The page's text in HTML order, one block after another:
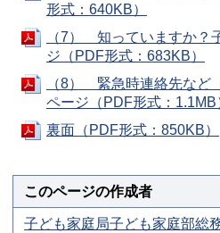
形式：640KB）
（7） 知っていますか
ジ（PDF形式：683KB）
（8） 緊急時連絡先な
ページ（PDF形式：1.1MB
裏面（PDF形式：850KB）
このページの作成者
子ども家庭局子ども家庭部総